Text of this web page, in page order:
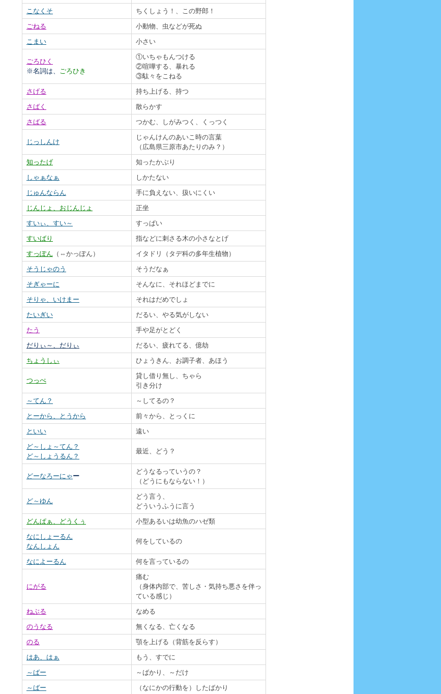
こなくそ
ちくしょう！、この野郎！
ごねる
小動物、虫などが死ぬ
こまい
小さい
ごろひく
※名詞は、 ごろひき
①いちゃもんつける
②喧嘩する、暴れる
③駄々をこねる
さげる
持ち上げる、持つ
さばく
散らかす
さばる
つかむ、しがみつく、くっつく
じっしんけ
じゃんけんのあいこ時の言葉
（広島県三原市あたりのみ？）
知ったげ
知ったかぶり
しゃぁなぁ
しかたない
じゅんならん
手に負えない、扱いにくい
じんじょ、おじんじょ
正坐
すいぃ、すい～
すっぱい
すいばり
指などに刺さる木の小さなとげ
すっぽん （⇔かっぽん）
イタドリ（タデ科の多年生植物）
そうじゃのう
そうだなぁ
そぎゃーに
そんなに、それほどまでに
そりゃ、いけまー
それはだめでしょ
たいぎい
だるい、やる気がしない
たう
手や足がとどく
だりぃ～、だりぃ
だるい、疲れてる、億劫
ちょうしぃ
ひょうきん、お調子者、あほう
つっぺ
貸し借り無し、ちゃら
引き分け
～てん？
～してるの？
とーから、とうから
前々から、とっくに
といい
遠い
ど～しょ～てん？
ど～しょうるん？
最近、どう？
どーなろーにゃー
どうなるっていうの？
（どうにもならない！）
ど～ゆん
どう言う、
どういうふうに言う
どんぱぁ、どうくぅ
小型あるいは幼魚のハゼ類
なにしょーるん
なんしょん
何をしているの
なによーるん 何を言っているの
にがる
痛む
（身体内部で、苦しさ・気持ち悪さを伴っ
ている感じ）
ねぶる
なめる
のうなる
無くなる、亡くなる
のる
顎を上げる（背筋を反らす）
はあ、はぁ
もう、すでに
～ばー
～ばかり、～だけ
～ばー
（なにかの行動を）したばかり